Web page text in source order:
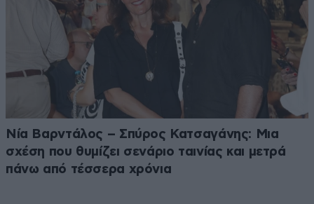
Νία Βαρντάλος – Σπύρος Κατσαγάνης: Μια
σχέση που θυμίζει σενάριο ταινίας και μετρά
πάνω από τέσσερα χρόνια